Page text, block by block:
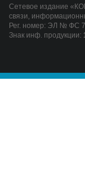
Сетевое издание
связи,
Рег. номер: ЭЛ № ФС
Знак инф. продукции: